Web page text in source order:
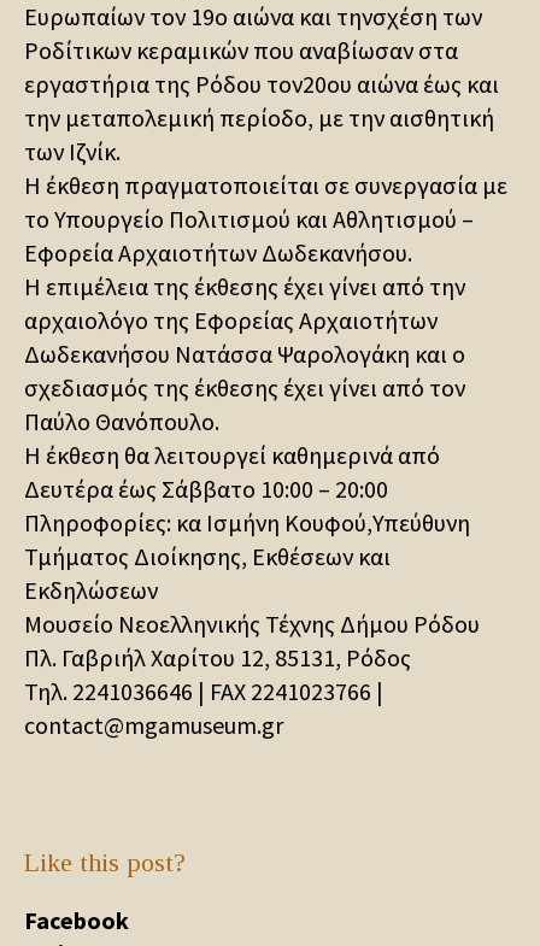
Ευρωπαίων τον 19ο αιώνα και τηνσχέση των
Ροδίτικων κεραμικών που αναβίωσαν στα
εργαστήρια της Ρόδου τον20ου αιώνα έως και
την μεταπολεμική περίοδο, με την αισθητική
των Ιζνίκ.
Η έκθεση πραγματοποιείται σε συνεργασία με
το Υπουργείο Πολιτισμού και Αθλητισμού –
Εφορεία Αρχαιοτήτων Δωδεκανήσου.
Η επιμέλεια της έκθεσης έχει γίνει από την
αρχαιολόγο της Εφορείας Αρχαιοτήτων
Δωδεκανήσου Νατάσσα Ψαρολογάκη και ο
σχεδιασμός της έκθεσης έχει γίνει από τον
Παύλο Θανόπουλο.
Η έκθεση θα λειτουργεί καθημερινά από
Δευτέρα έως Σάββατο 10:00 – 20:00
Πληροφορίες: κα Ισμήνη Κουφού,Υπεύθυνη
Τμήματος Διοίκησης, Εκθέσεων και
Εκδηλώσεων
Μουσείο Νεοελληνικής Τέχνης Δήμου Ρόδου
Πλ. Γαβριήλ Χαρίτου 12, 85131, Ρόδος
Τηλ. 2241036646 | FAX 2241023766 |
contact@mgamuseum.gr
Like this post?
Facebook